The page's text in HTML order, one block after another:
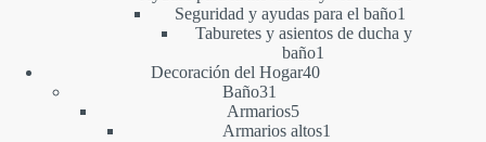
Seguridad y ayudas para el baño1
producto
Taburetes y asientos de ducha y
baño1
Decoración del Hogar4040
Baño31
productos
Armarios55
productos
Armarios altos1